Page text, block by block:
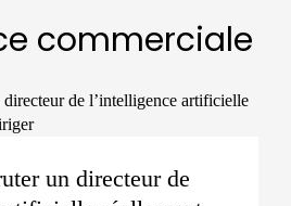
commerciale
un directeur de